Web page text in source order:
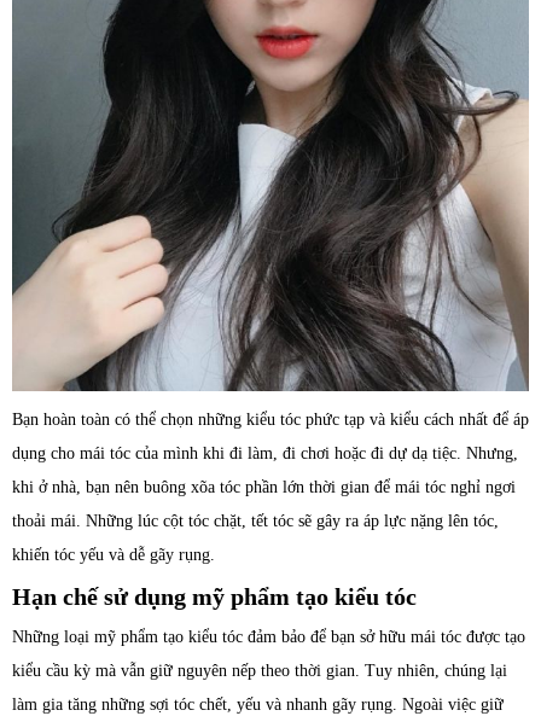
Bạn hoàn toàn có thể chọn những kiểu tóc phức tạp và kiểu cách nhất để áp
dụng cho mái tóc của mình khi đi làm, đi chơi hoặc đi dự dạ tiệc. Nhưng,
khi ở nhà, bạn nên buông xõa tóc phần lớn thời gian để mái tóc nghỉ ngơi
thoải mái. Những lúc cột tóc chặt, tết tóc sẽ gây ra áp lực nặng lên tóc,
khiến tóc yếu và dễ gãy rụng.
Hạn chế sử dụng mỹ phẩm tạo kiểu tóc
Những loại mỹ phẩm tạo kiểu tóc đảm bảo để bạn sở hữu mái tóc được tạo
kiểu cầu kỳ mà vẫn giữ nguyên nếp theo thời gian. Tuy nhiên, chúng lại
làm gia tăng những sợi tóc chết, yếu và nhanh gãy rụng. Ngoài việc giữ